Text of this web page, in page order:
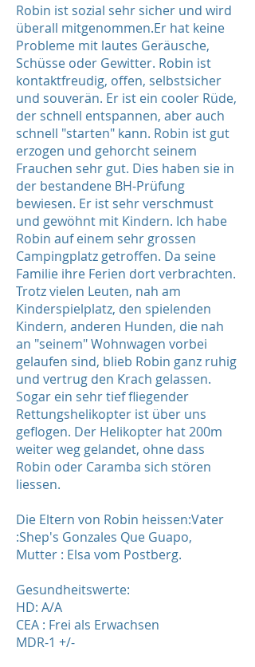
Robin ist sozial sehr sicher und wird
überall mitgenommen.Er hat keine
Probleme mit lautes Geräusche,
Schüsse oder Gewitter. Robin ist
kontaktfreudig, offen, selbstsicher
und souverän. Er ist ein cooler Rüde,
der schnell entspannen, aber auch
schnell "starten" kann. Robin ist gut
erzogen und gehorcht seinem
Frauchen sehr gut. Dies haben sie in
der bestandene BH-Prüfung
bewiesen. Er ist sehr verschmust
und gewöhnt mit Kindern. Ich habe
Robin auf einem sehr grossen
Campingplatz getroffen. Da seine
Familie ihre Ferien dort verbrachten.
Trotz vielen Leuten, nah am
Kinderspielplatz, den spielenden
Kindern, anderen Hunden, die nah
an "seinem" Wohnwagen vorbei
gelaufen sind, blieb Robin ganz ruhig
und vertrug den Krach gelassen.
Sogar ein sehr tief fliegender
Rettungshelikopter ist über uns
geflogen. Der Helikopter hat 200m
weiter weg gelandet, ohne dass
Robin oder Caramba sich stören
liessen.
Die Eltern von Robin heissen:Vater
:Shep's Gonzales Que Guapo,
Mutter : Elsa vom Postberg.
Gesundheitswerte:
HD: A/A
CEA : Frei als Erwachsen
MDR-1 +/-